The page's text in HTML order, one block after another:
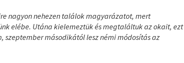
nagyon nehezen találok magyarázatot, mert
elébe. Utána kielemeztük és megtaláltuk az okait, ezt
szeptember másodikától lesz némi módosítás az